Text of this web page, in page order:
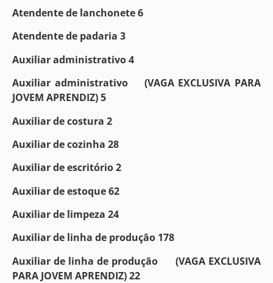
Atendente de lanchonete 6
Atendente de padaria 3
Auxiliar administrativo 4
Auxiliar administrativo (VAGA EXCLUSIVA PARA
JOVEM APRENDIZ) 5
Auxiliar de costura 2
Auxiliar de cozinha 28
Auxiliar de escritório 2
Auxiliar de estoque 62
Auxiliar de limpeza 24
Auxiliar de linha de produção 178
Auxiliar de linha de produção (VAGA EXCLUSIVA
PARA JOVEM APRENDIZ) 22